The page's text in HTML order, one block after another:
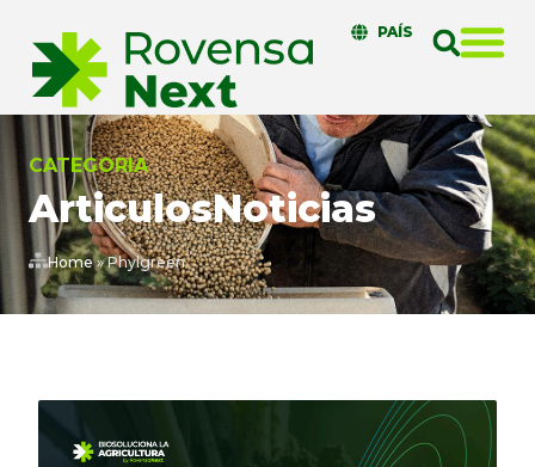
PAÍS
CATEGORIA
ArticulosNoticias
Home»Phylgreen